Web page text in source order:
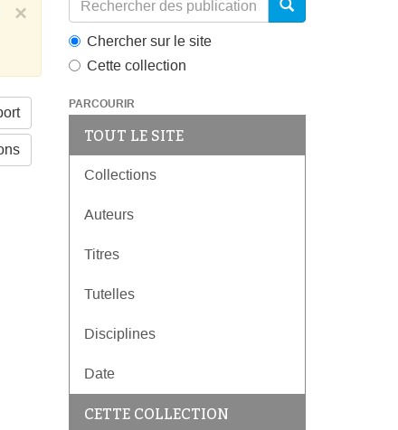
×
Chercher sur le site
Cette collection
PARCOURIR
TOUT LE SITE
Collections
Auteurs
Titres
Tutelles
Disciplines
Date
CETTE COLLECTION